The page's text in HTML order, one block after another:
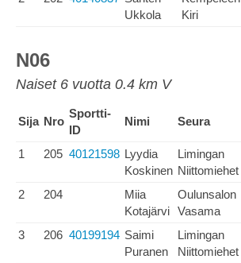
Ukkola
Kiri
N06
Naiset 6 vuotta 0.4 km V
Sija Nro
Sportti-
ID
Nimi Seura
1 205 40121598 Lyydia
Koskinen
Limingan
Niittomiehet
2 204
Miia
Kotajärvi
Oulunsalon
Vasama
3 206 40199194 Saimi
Puranen
Limingan
Niittomiehet